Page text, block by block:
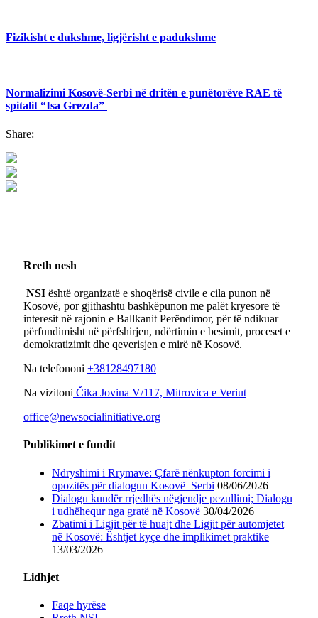
Fizikisht e dukshme, ligjërisht e padukshme
Normalizimi Kosovë-Serbi në dritën e punëtorëve RAE të
spitalit “Isa Grezda”
Share:
Rreth nesh
NSI është organizatë e shoqërisë civile e cila punon në
Kosovë, por gjithashtu bashkëpunon me palët kryesore të
interesit në rajonin e Ballkanit Perëndimor, për të ndikuar
përfundimisht në përfshirjen, ndërtimin e besimit, proceset e
demokratizimit dhe qeverisjen e mirë në Kosovë.
Na telefononi +38128497180
Na vizitoni Čika Jovina V/117, Mitrovica e Veriut
office@newsocialinitiative.org
Publikimet e fundit
Ndryshimi i Rrymave: Çfarë nënkupton forcimi i
opozitës për dialogun Kosovë–Serbi 08/06/2026
Dialogu kundër rrjedhës nëgjendje pezullimi; Dialogu
i udhëhequr nga gratë në Kosovë 30/04/2026
Zbatimi i Ligjit për të huajt dhe Ligjit për automjetet
në Kosovë: Ështjet kyçe dhe implikimet praktike
13/03/2026
Lidhjet
Faqe hyrëse